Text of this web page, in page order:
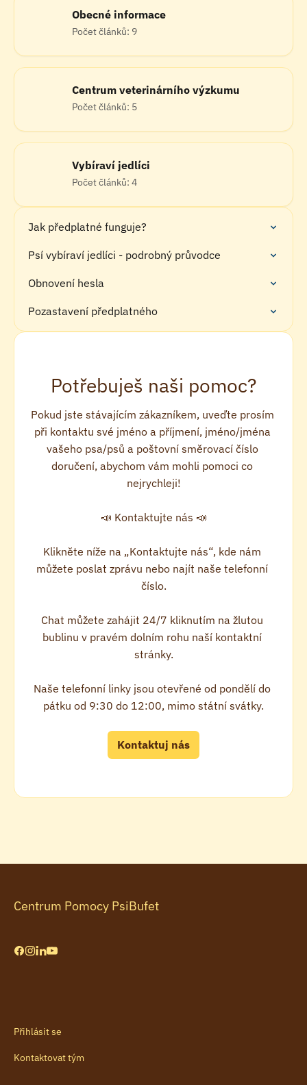
Obecné informace
Počet článků: 9
Centrum veterinárního výzkumu
Počet článků: 5
Vybíraví jedlíci
Počet článků: 4
Jak předplatné funguje?
Psí vybíraví jedlíci - podrobný průvodce
Obnovení hesla
Pozastavení předplatného
Potřebuješ naši pomoc?
Pokud jste stávajícím zákazníkem, uveďte prosím
při kontaktu své jméno a příjmení, jméno/jména
vašeho psa/psů a poštovní směrovací číslo
doručení, abychom vám mohli pomoci co
nejrychleji!
📣 Kontaktujte nás 📣
Klikněte níže na „Kontaktujte nás“, kde nám
můžete poslat zprávu nebo najít naše telefonní
číslo.
Chat můžete zahájit 24/7 kliknutím na žlutou
bublinu v pravém dolním rohu naší kontaktní
stránky.
Naše telefonní linky jsou otevřené od pondělí do
pátku od 9:30 do 12:00, mimo státní svátky.
Kontaktuj nás
Centrum Pomocy PsiBufet
Přihlásit se
Kontaktovat tým